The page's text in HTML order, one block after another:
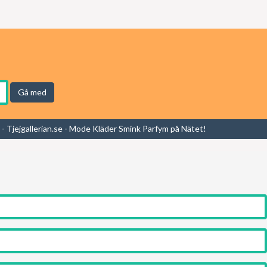
Gå med
Tjejgallerian.se - Mode Kläder Smink Parfym på Nätet!